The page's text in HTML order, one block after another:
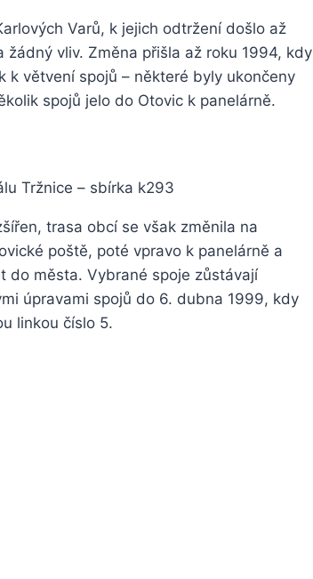
Varů, k jejich odtržení došlo až
vliv. Změna přišla až roku 1994, kdy
k větvení spojů – některé byly ukončeny
spojů jelo do Otovic k panelárně.
Tržnice – sbírka k293
trasa obcí se však změnila na
poště, poté vpravo k panelárně a
do města. Vybrané spoje zůstávají
úpravami spojů do 6. dubna 1999, kdy
linkou číslo 5.